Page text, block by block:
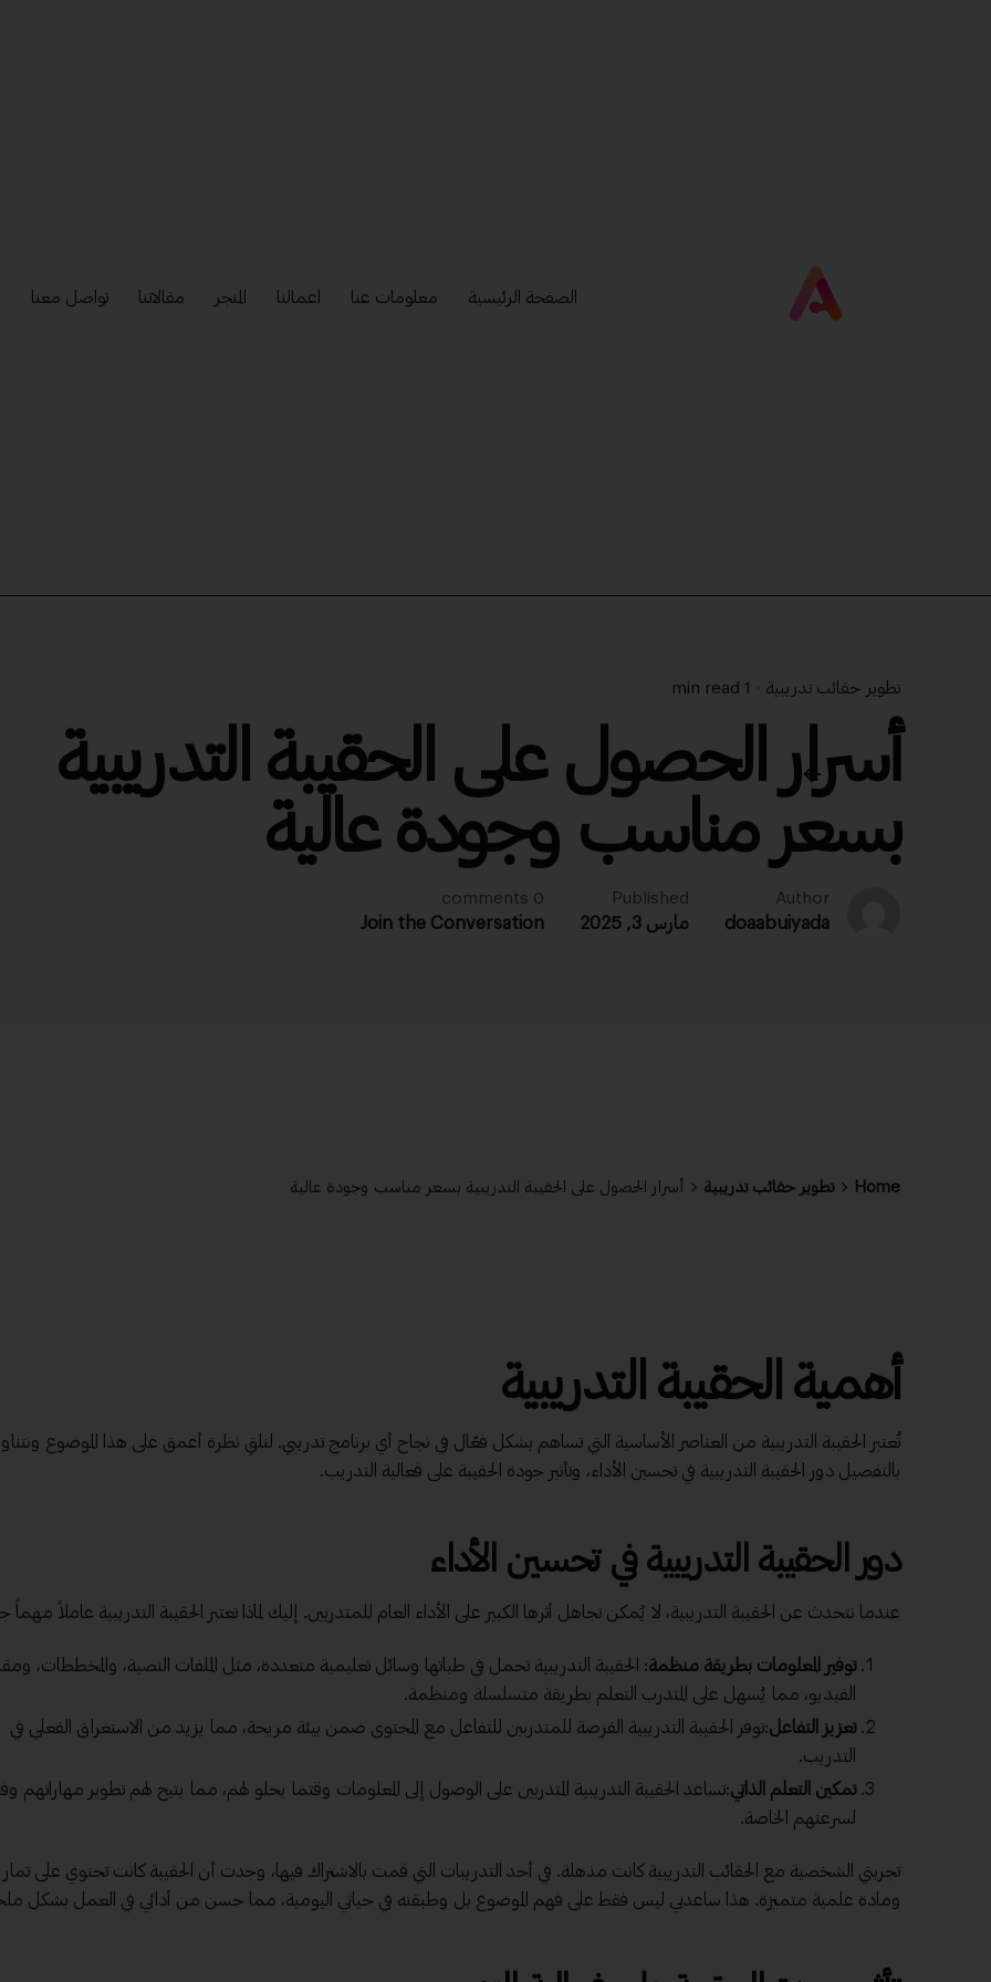
الصفحة الرئيسية معلومات عنا اعمالنا المتجر مقالاتنا تواصل معنا
تطوير حقائب تدريبية 1 min read
أسرار الحصول على الحقيبة التدريبية
بسعر مناسب وجودة عالية
Author
doaabuiyada
Published
مارس 3, 2025
0 comments
Join the Conversation
Home تطوير حقائب تدريبية أسرار الحصول على الحقيبة التدريبية بسعر مناسب وجودة عالية
أهمية الحقيبة التدريبية
تُعتبر الحقيبة التدريبية من العناصر الأساسية التي تساهم بشكل فعّال في نجاح أي برنامج تدريبي. لنلقِ نظرة أعمق على هذا الموضوع
بالتفصيل دور الحقيبة التدريبية في تحسين الأداء، وتأثير جودة الحقيبة على فعالية التدريب.
دور الحقيبة التدريبية في تحسين الأداء
عندما نتحدث عن الحقيبة التدريبية، لا يُمكن تجاهل أثرها الكبير على الأداء العام للمتدربين. إليك لماذا تعتبر الحقيبة التدريبية عاملاً مهماً
توفير المعلومات بطريقة منظمة: الحقيبة التدريبية تحمل في طياتها وسائل تعليمية متعددة، مثل الملفات النصية، والمخططات،
الفيديو، مما يُسهل على المتدرب التعلم بطريقة متسلسلة ومنظمة.
تعزيز التفاعل:توفر الحقيبة التدريبية الفرصة للمتدربين للتفاعل مع المحتوى ضمن بيئة مريحة، مما يزيد من الاستغراق الفعلي في
التدريب.
تمكين التعلم الذاتي:تساعد الحقيبة التدريبية المتدربين على الوصول إلى المعلومات وقتما يحلو لهم، مما يتيح لهم تطوير مهاراتهم
لسرعتهم الخاصة.
تجربتي الشخصية مع الحقائب التدريبية كانت مذهلة. في أحد التدريبات التي قمت بالاشتراك فيها، وجدت أن الحقيبة كانت تحتوي على
ومادة علمية متميزة. هذا ساعدني ليس فقط على فهم الموضوع بل وطبقته في حياتي اليومية، مما حسن من أدائي في العمل بشكل